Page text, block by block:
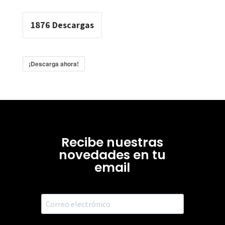
1876 Descargas
¡Descarga ahora!
Recibe nuestras
novedades en tu
email